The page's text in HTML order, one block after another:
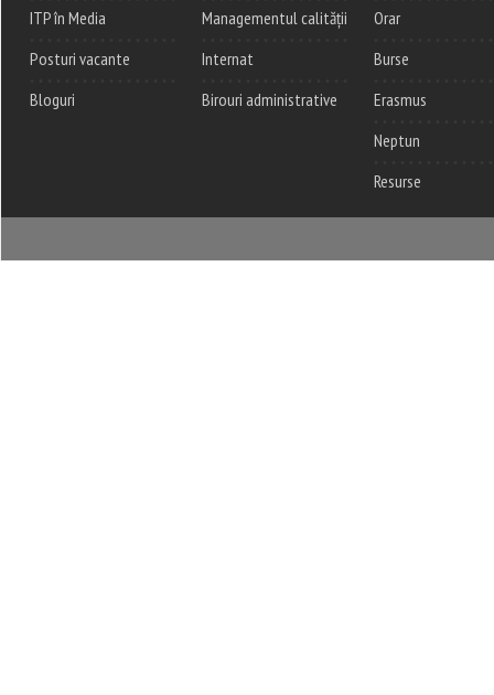
ITP în Media
Posturi vacante
Bloguri
Managementul calității
Internat
Birouri administrative
Orar
Burse
Erasmus
Neptun
Resurse